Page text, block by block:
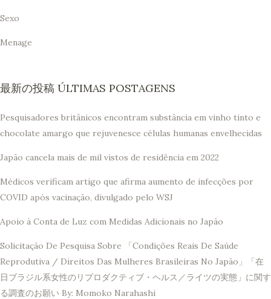
Sexo
Menage
最新の投稿 ÚLTIMAS POSTAGENS
Pesquisadores britânicos encontram substância em vinho tinto e
chocolate amargo que rejuvenesce células humanas envelhecidas
Japão cancela mais de mil vistos de residência em 2022
Médicos verificam artigo que afirma aumento de infecções por
COVID após vacinação, divulgado pelo WSJ
Apoio à Conta de Luz com Medidas Adicionais no Japão
Solicitação De Pesquisa Sobre 「Condições Reais De Saúde
Reprodutiva / Direitos Das Mulheres Brasileiras No Japão」「在
日ブラジル系女性のリプロダクティブ・ヘルス／ライツの実態」に関す
る調査のお願い By: Momoko Narahashi